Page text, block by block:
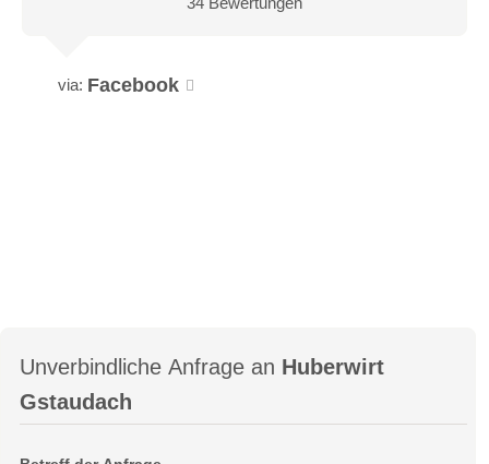
via: Facebook
Unverbindliche Anfrage an Huberwirt
Gstaudach